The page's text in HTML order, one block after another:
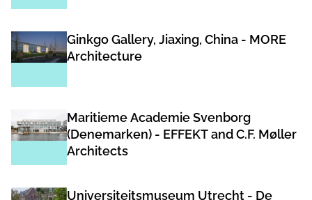
Ginkgo Gallery, Jiaxing, China - MORE
Architecture
Maritieme Academie Svenborg
(Denemarken) - EFFEKT and C.F. Møller
Architects
Universiteitsmuseum Utrecht - De